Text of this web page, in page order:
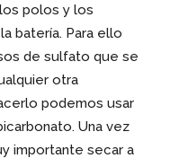
polos y los
batería. Para ello
de sulfato que se
otra
podemos usar
Una vez
importante secar a